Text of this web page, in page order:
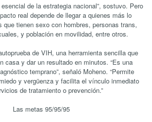
de la estrategia nacional”, sostuvo. Pero
real depende de llegar a quienes más lo
que tienen sexo con hombres, personas trans,
y población en movilidad, entre otros.
de VIH, una herramienta sencilla que
casa y dar un resultado en minutos. “Es una
temprano”, señaló Moheno. “Permite
y vergüenza y facilita el vínculo inmediato
de tratamiento o prevención.”
Las metas 95/95/95